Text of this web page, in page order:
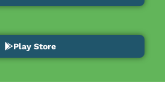
Play Store